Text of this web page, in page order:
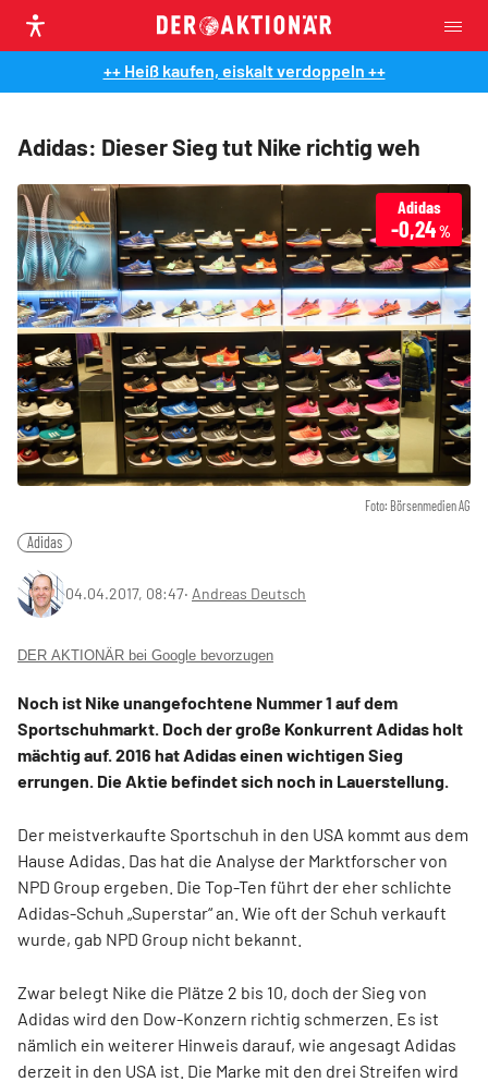
++ Heiß kaufen, eiskalt verdoppeln ++
Adidas: Dieser Sieg tut Nike richtig weh
Foto: Börsenmedien AG
Adidas
-0,24%
Adidas
04.04.2017, 08:47‧ Andreas Deutsch
DER AKTIONÄR bei Google bevorzugen
Noch ist Nike unangefochtene Nummer 1 auf dem
Sportschuhmarkt. Doch der große Konkurrent Adidas holt
mächtig auf. 2016 hat Adidas einen wichtigen Sieg
errungen. Die Aktie befindet sich noch in Lauerstellung.
Der meistverkaufte Sportschuh in den USA kommt aus dem
Hause Adidas. Das hat die Analyse der Marktforscher von
NPD Group ergeben. Die Top-Ten führt der eher schlichte
Adidas-Schuh „Superstar“ an. Wie oft der Schuh verkauft
wurde, gab NPD Group nicht bekannt.
Zwar belegt Nike die Plätze 2 bis 10, doch der Sieg von
Adidas wird den Dow-Konzern richtig schmerzen. Es ist
nämlich ein weiterer Hinweis darauf, wie angesagt Adidas
derzeit in den USA ist. Die Marke mit den drei Streifen wird